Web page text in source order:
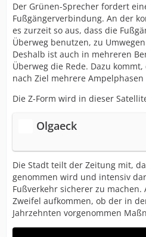
Der Grünen-Sprecher fordert
Fußgängerverbindung. An der
es zurzeit so aus, dass die
Überweg benutzen, zu
Deshalb ist auch in mehreren
Überweg die Rede. Dazu
nach Ziel mehrere
Die Z-Form wird in dieser
Olgaeck
Die Stadt teilt der Zeitung mit,
genommen wird und intensiv
Fußverkehr sicherer zu
Zweifel aufkommen, ob der in
Jahrzehnten vorgenommen